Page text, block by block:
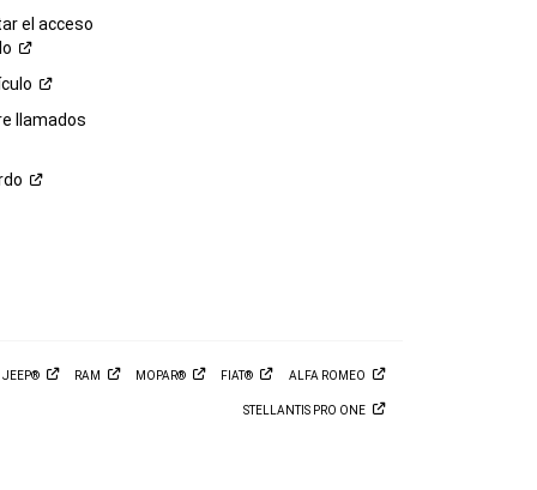
el acceso
llamados
JEEP® RAM MOPAR® FIAT® ALFA ROMEO
STELLANTIS PRO ONE